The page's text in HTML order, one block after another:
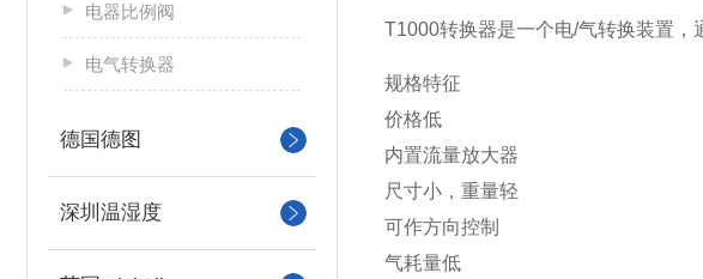
电器比例阀
电气转换器
德国德图
深圳温湿度
T1000转换器是一个电/气转换装置，
规格特征
价格低
内置流量放大器
尺寸小，重量轻
可作方向控制
气耗量低